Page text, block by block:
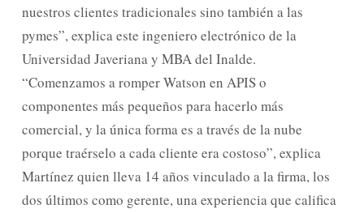
nuestros clientes tradicionales sino también a las
pymes”, explica este ingeniero electrónico de la
Universidad Javeriana y MBA del Inalde.
“Comenzamos a romper Watson en APIS o
componentes más pequeños para hacerlo más
comercial, y la única forma es a través de la nube
porque traérselo a cada cliente era costoso”, explica
Martínez quien lleva 14 años vinculado a la firma, los
dos últimos como gerente, una experiencia que califica